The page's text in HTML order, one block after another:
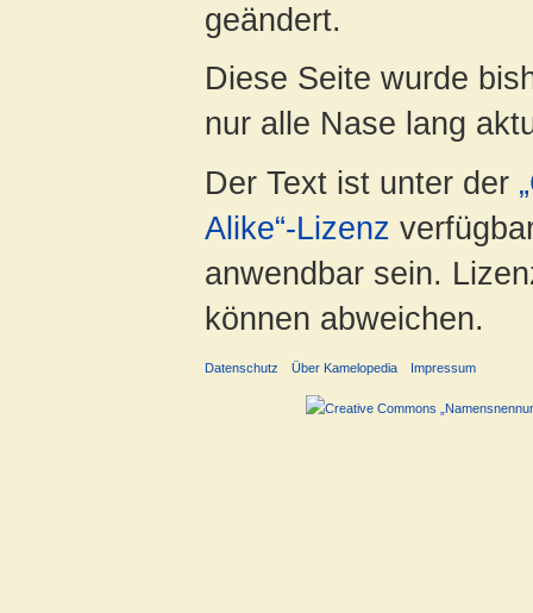
geändert.
Diese Seite wurde
nur alle Nase lang
Der Text ist unter der
Alike“-Lizenz
anwendbar sein.
können abweichen.
Datenschutz Über Kamelopedia Impressum